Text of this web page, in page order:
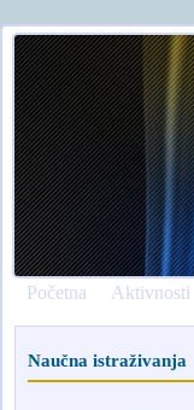
Početna Aktivnosti
Naučna istraživanja